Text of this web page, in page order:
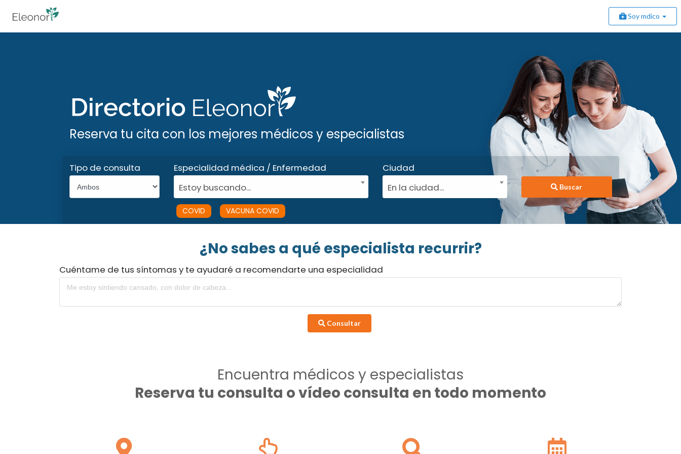
Soy mdico
Reserva tu cita con los mejores médicos y especialistas
Tipo de consulta
Especialidad médica / Enfermedad
Estoy buscando...
COVID VACUNA COVID
Ciudad
En la ciudad...
Buscar
¿No sabes a qué especialista recurrir?
Cuéntame de tus síntomas y te ayudaré a recomendarte una especialidad
Consultar
Encuentra médicos y especialistas
Reserva tu consulta o vídeo consulta en todo momento